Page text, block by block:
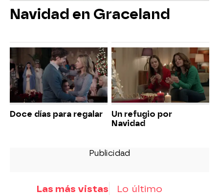
Navidad en Graceland
Doce días para regalar
Un refugio por
Navidad
Las más vistas Lo último